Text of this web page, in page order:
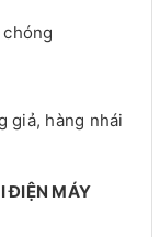
giả, hàng nhái
ĐIỆN MÁY